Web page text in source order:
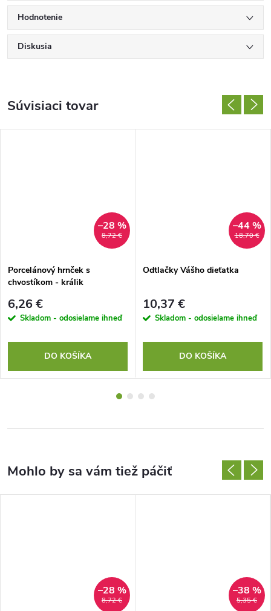
Hodnotenie
Diskusia
Súvisiaci tovar
8,72 €
–28 %
Porcelánový hrnček s
chvostíkom - králik
6,26 €
Skladom - odosielame ihneď
DO KOŠÍKA
18,70 €
–44 %
Odtlačky Vášho dieťatka
10,37 €
Skladom - odosielame ihneď
DO KOŠÍKA
8,72 €
–28 %
5,35 €
–38 %